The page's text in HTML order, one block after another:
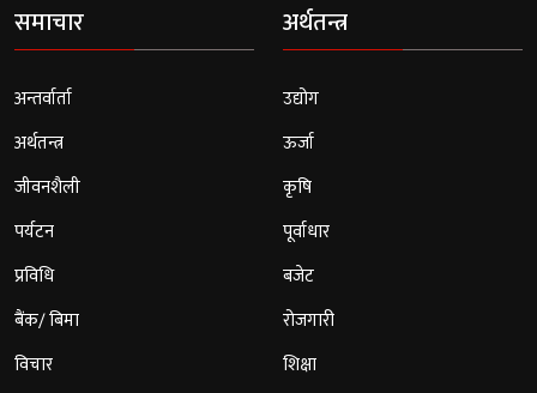
समाचार
अन्तर्वार्ता
अर्थतन्त्र
जीवनशैली
पर्यटन
प्रविधि
बैंक/ बिमा
विचार
अर्थतन्त्र
उद्योग
ऊर्जा
कृषि
पूर्वाधार
बजेट
रोजगारी
शिक्षा